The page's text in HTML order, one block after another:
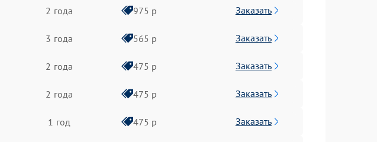
2 года 975 р Заказать
3 года 565 р Заказать
2 года 475 р Заказать
2 года 475 р Заказать
1 год 475 р Заказать